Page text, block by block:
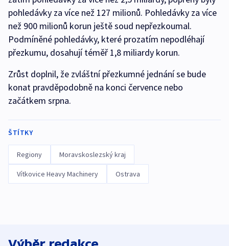
pohledávky za více než 127 milionů. Pohledávky za více
než 900 milionů korun ještě soud nepřezkoumal.
Podmíněné pohledávky, které prozatím nepodléhají
přezkumu, dosahují téměř 1,8 miliardy korun.
Zrůst doplnil, že zvláštní přezkumné jednání se bude
konat pravděpodobně na konci července nebo
začátkem srpna.
ŠTÍTKY
Regiony Moravskoslezský kraj
Vítkovice Heavy Machinery Ostrava